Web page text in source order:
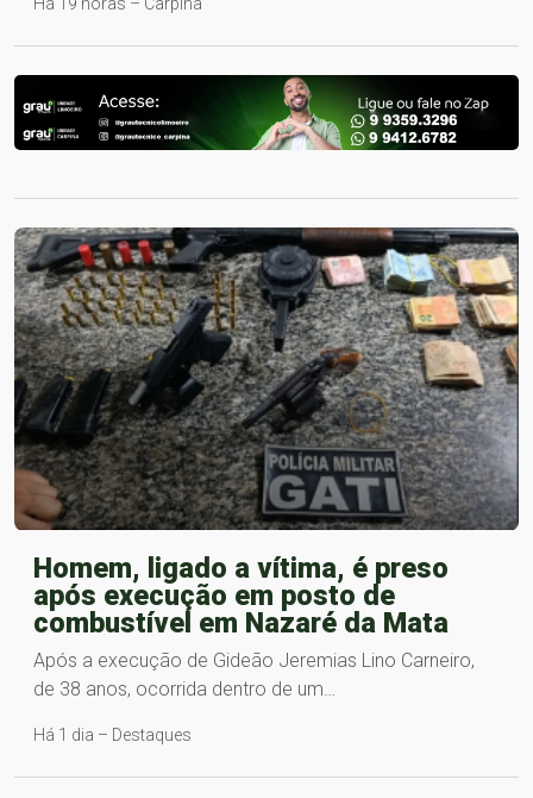
Homem, ligado a vítima, é preso
após execução em posto de
combustível em Nazaré da Mata
Após a execução de Gideão Jeremias Lino Carneiro,
de 38 anos, ocorrida dentro de um…
Há 1 dia – Destaques